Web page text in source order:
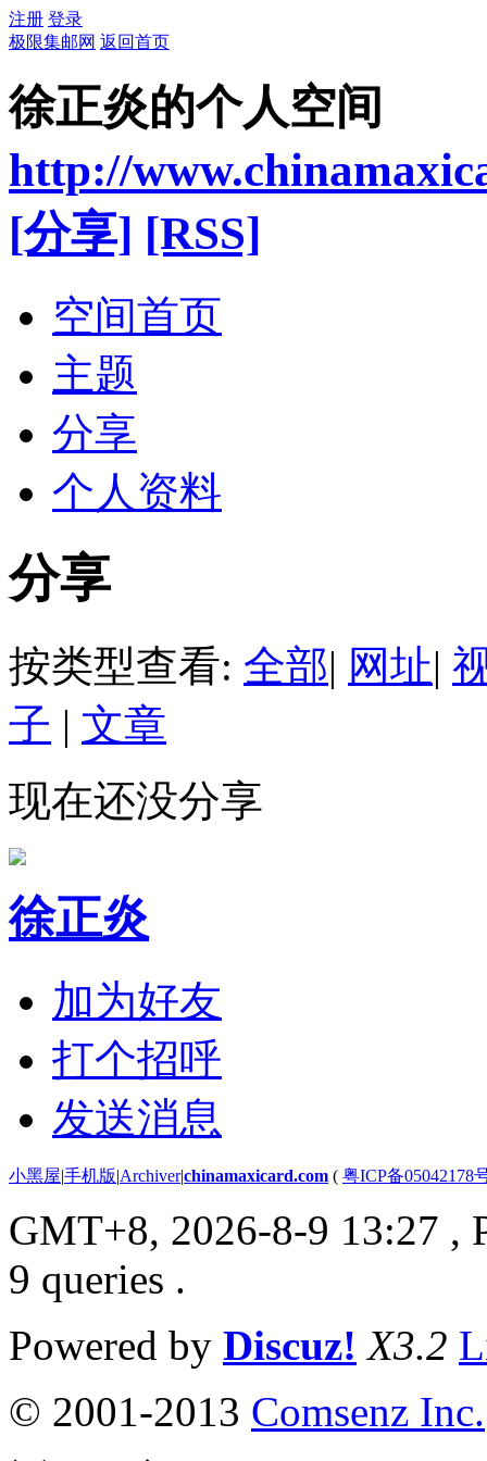
注册 登录
极限集邮网 返回首页
徐正炎的个人空间
http://
[分享] [RSS]
空间首页
主题
分享
个人资料
分享
按类型查看: 全部| 网址|
子 | 文章
现在还没分享
徐正炎
加为好友
打个招呼
发送消息
小黑屋|手机版|Archiver|chinamaxicard.com ( 粤ICP备05042178
GMT+8, 2026-8-9 13:27 ,
9 queries .
Powered by Discuz! X3.2
© 2001-2013 Comsenz Inc.